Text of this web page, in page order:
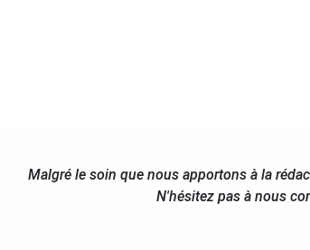
Malgré le soin que nous apportons à la
N'hésitez pas à nous